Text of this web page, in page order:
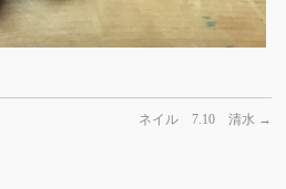
ネイル 7.10 清水 →